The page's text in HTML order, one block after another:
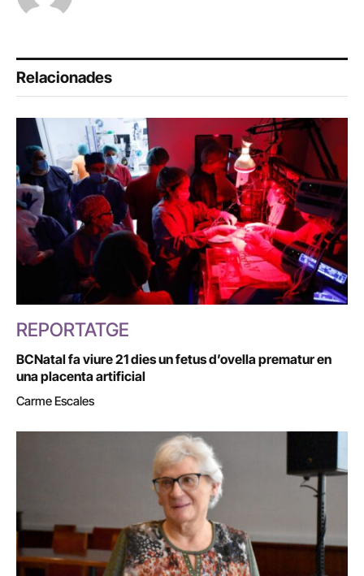
Relacionades
REPORTATGE
BCNatal fa viure 21 dies un fetus d’ovella prematur en
una placenta artificial
Carme Escales